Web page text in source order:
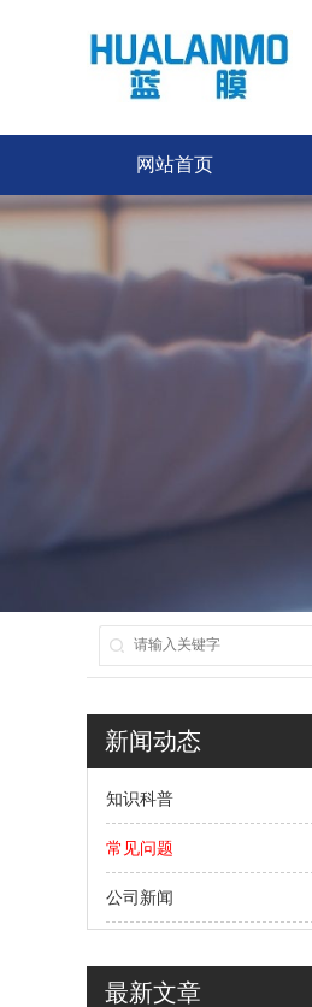
网站首页
新闻动态
知识科普
常见问题
公司新闻
最新文章